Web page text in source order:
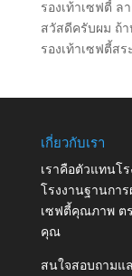
รองเท้าเซฟตี้ ล
สวัสดีครับผม ถ้
รองเท้าเซฟตี้ส
เกี่ยวกับเรา
เราคือตัวแทนโ
โรงงานฐานกา
เซฟตี้คุณภาพ ต
คุณ
สนใจสอบถามแล